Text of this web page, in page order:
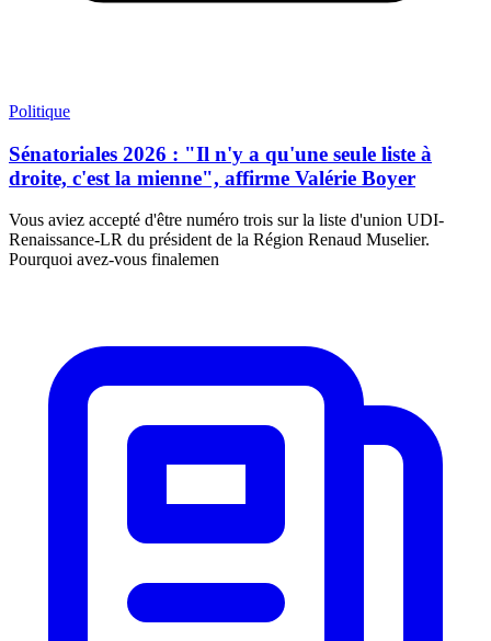
Politique
Sénatoriales 2026 : "Il n'y a qu'une seule liste à
droite, c'est la mienne", affirme Valérie Boyer
Vous aviez accepté d'être numéro trois sur la liste d'union UDI-
Renaissance-LR du président de la Région Renaud Muselier.
Pourquoi avez-vous finalemen